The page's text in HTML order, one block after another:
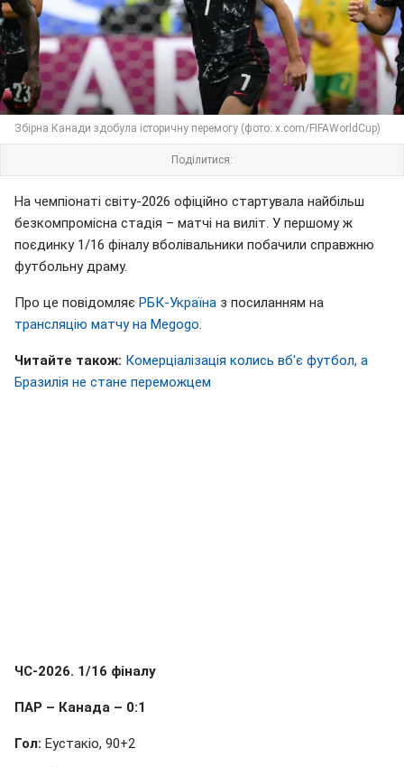
Збірна Канади здобула історичну перемогу (фото: x.com/FIFAWorldCup)
Поділитися:
На чемпіонаті світу-2026 офіційно стартувала найбільш
безкомпромісна стадія – матчі на виліт. У першому ж
поєдинку 1/16 фіналу вболівальники побачили справжню
футбольну драму.
Про це повідомляє РБК-Україна з посиланням на
трансляцію матчу на Megogo
Читайте також: Комерціалізація колись вб'є футбол, а
Бразилія не стане переможцем
ЧС-2026. 1/16 фіналу
ПАР – Канада – 0:1
Гол: Еустакіо, 90+2